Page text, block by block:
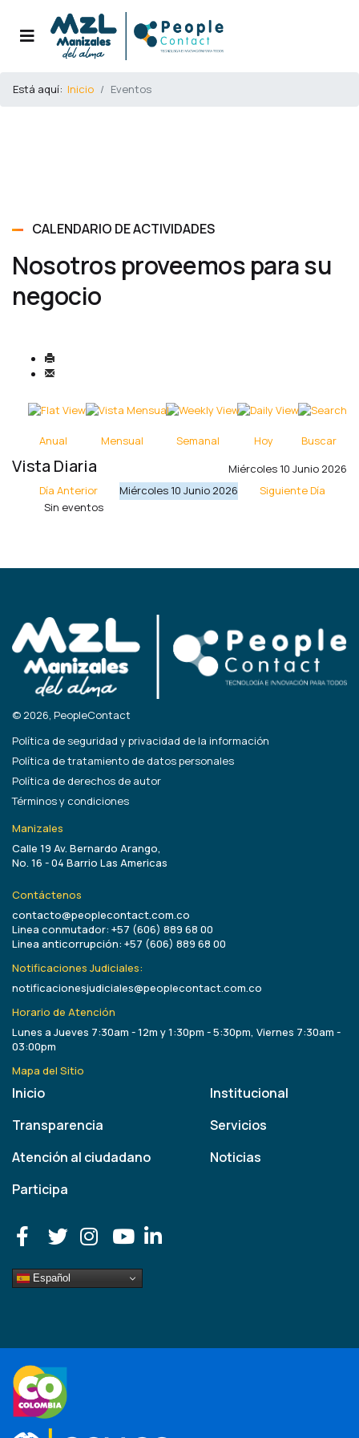
Está aquí: Inicio Eventos
CALENDARIO DE ACTIVIDADES
Nosotros proveemos para su
negocio
Anual Mensual Semanal Hoy Buscar
Vista Diaria
Miércoles 10 Junio 2026
Día Anterior
Miércoles 10 Junio 2026
Siguiente Día
Sin eventos
© 2026, PeopleContact
Política de seguridad y privacidad de la información
Política de tratamiento de datos personales
Política de derechos de autor
Términos y condiciones
Manizales
Calle 19 Av. Bernardo Arango,
No. 16 - 04 Barrio Las Americas
Contáctenos
contacto@peoplecontact.com.co
Linea conmutador: +57 (606) 889 68 00
Linea anticorrupción: +57 (606) 889 68 00
Notificaciones Judiciales:
notificacionesjudiciales@peoplecontact.com.co
Horario de Atención
Lunes a Jueves 7:30am - 12m y 1:30pm - 5:30pm, Viernes 7:30am -
03:00pm
Mapa del Sitio
Inicio
Transparencia
Atención al ciudadano
Participa
Institucional
Servicios
Noticias
Español